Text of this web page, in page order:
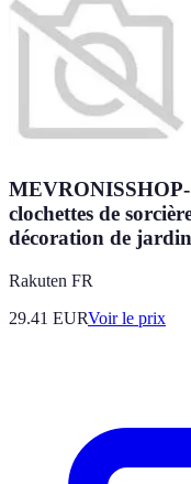
clochettes de
décoration de
Rakuten FR
29.41 EURVoir le prix